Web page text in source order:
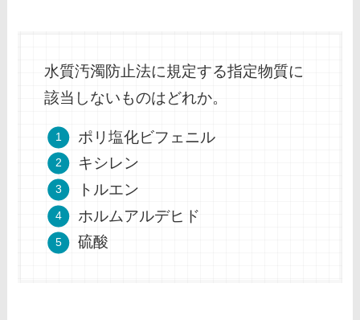
水質汚濁防止法に規定する指定物質に
該当しないものはどれか。
ポリ塩化ビフェニル
キシレン
トルエン
ホルムアルデヒド
硫酸